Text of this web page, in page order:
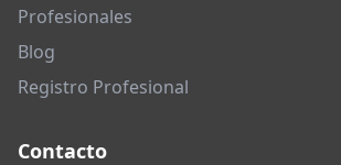
Profesionales
Blog
Registro Profesional
Contacto